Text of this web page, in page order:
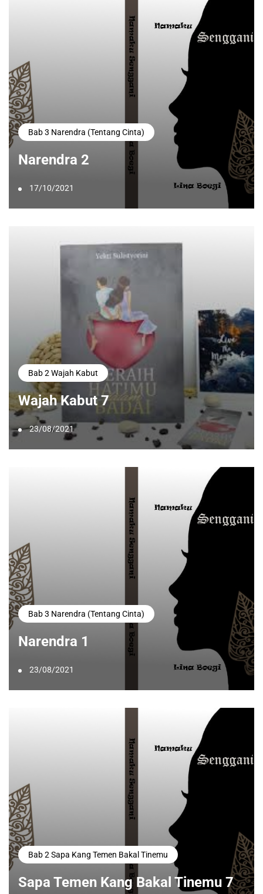
Bab 3 Narendra (Tentang Cinta)
Narendra 2
17/10/2021
Bab 2 Wajah Kabut
Wajah Kabut 7
23/08/2021
Bab 3 Narendra (Tentang Cinta)
Narendra 1
23/08/2021
Bab 2 Sapa Kang Temen Bakal Tinemu
Sapa Temen Kang Bakal Tinemu 7